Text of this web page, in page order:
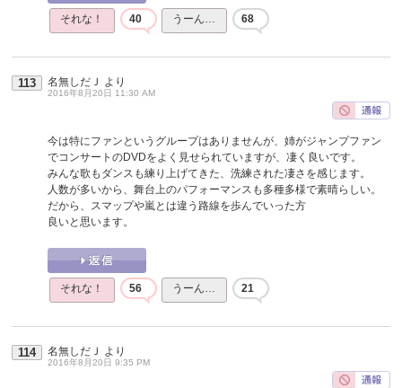
それな！ 40 うーん… 68
113 名無しだＪ より
2016年8月20日 11:30 AM
今は特にファンというグループはありませんが、姉がジャンプファン
でコンサートのDVDをよく見せられていますが、凄く良いです。
みんな歌もダンスも練り上げてきた、洗練された凄さを感じます。
人数が多いから、舞台上のパフォーマンスも多種多様で素晴らしい。
だから、スマップや嵐とは違う路線を歩んでいった方
良いと思います。
それな！ 56 うーん… 21
114 名無しだＪ より
2016年8月20日 9:35 PM